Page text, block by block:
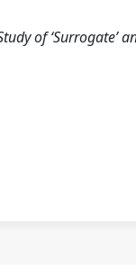
of ‘Surrogate’